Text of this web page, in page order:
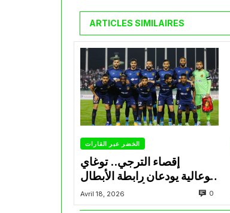
ARTICLES SIMILAIRES
الخضر عبر القارات
إقصاء الترجي.. توغاي
وبوعالية يودعان رابطة الأبطال
أمام صن داونز
Avril 18, 2026 0